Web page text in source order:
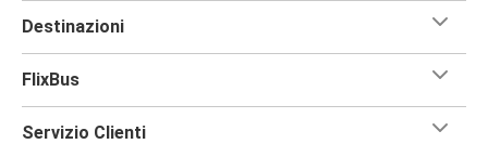
Destinazioni
FlixBus
Servizio Clienti